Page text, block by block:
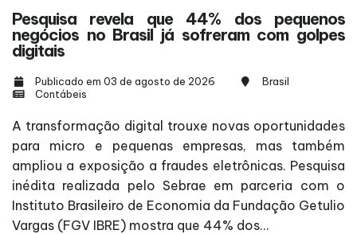
Pesquisa revela que 44% dos pequenos
negócios no Brasil já sofreram com golpes
digitais
Publicado em 03 de agosto de 2026
Brasil
Contábeis
A transformação digital trouxe novas oportunidades
para micro e pequenas empresas, mas também
ampliou a exposição a fraudes eletrônicas. Pesquisa
inédita realizada pelo Sebrae em parceria com o
Instituto Brasileiro de Economia da Fundação Getulio
Vargas (FGV IBRE) mostra que 44% dos...